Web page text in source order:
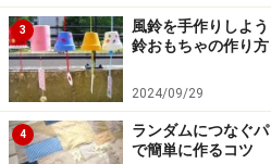
■トナカイ
3
風鈴を手作りしよ
鈴おもちゃの作り方
2024/09/29
4
ランダムにつなぐ
で簡単に作るコツ